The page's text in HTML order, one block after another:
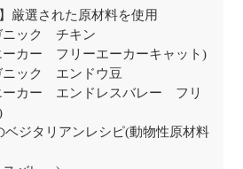
厳選された原材料を使用
ック チキン
ーカー フリーエーカーキャット)
ック エンドウ豆
ーカー エンドレスバレー フリ
ベジタリアンレシピ(動物性原材料